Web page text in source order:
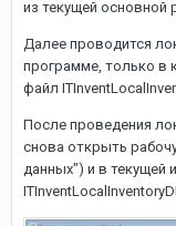
из текущей основной
Далее проводится
программе, только в
файл
После проведения
снова открыть
данных") и в текущей